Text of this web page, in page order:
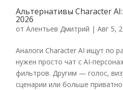
Альтернативы Character
2026
от Алентьев Дмитрий | Авг 5,
Аналоги Character AI ищут по
нужен просто чат с AI-
фильтров. Другим — голос,
сценарии или больше